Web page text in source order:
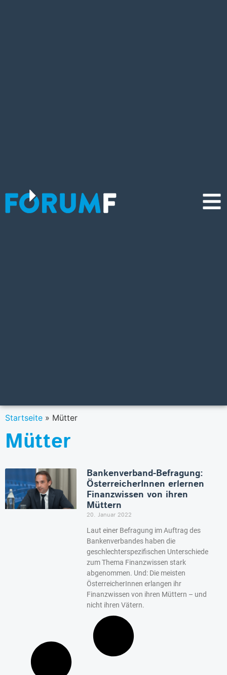
Startseite » Mütter
Mütter
Bankenverband-Befragung:
ÖsterreicherInnen erlernen
Finanzwissen von ihren
Müttern
20. Januar 2022
Laut einer Befragung im Auftrag des
Bankenverbandes haben die
geschlechterspezifischen Unterschiede
zum Thema Finanzwissen stark
abgenommen. Und: Die meisten
ÖsterreicherInnen erlangen ihr
Finanzwissen von ihren Müttern – und
nicht ihren Vätern.